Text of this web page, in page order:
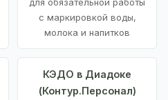
для обязательной работы
с маркировкой воды,
молока и напитков
КЭДО в Диадоке
(Контур.Персонал)